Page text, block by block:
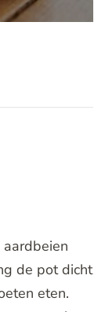
de pot dicht
eten.